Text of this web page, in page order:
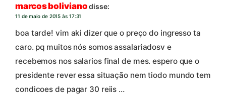
marcos bolivianodisse:
11 de maio de 2015 às 17:31
boa tarde! vim aki dizer que o preço do ingresso ta
caro. pq muitos nós somos assalariadosv e
recebemos nos salarios final de mes. espero que o
presidente rever essa situação nem tiodo mundo tem
condicoes de pagar 30 reiis …